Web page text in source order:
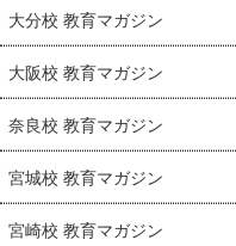
大分校 教育マガジン
大阪校 教育マガジン
奈良校 教育マガジン
宮城校 教育マガジン
宮崎校 教育マガジン